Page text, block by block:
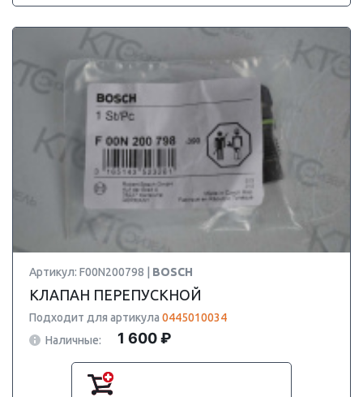
Артикул: F00N200798 | BOSCH
КЛАПАН ПЕРЕПУСКНОЙ
Подходит для артикула 0445010034
Наличные:
1 600 ₽